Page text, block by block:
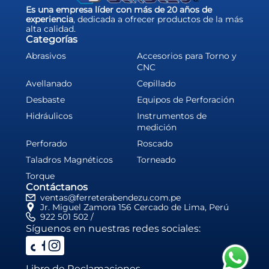
Es una empresa líder con más de 20 años de
experiencia, dedicada a ofrecer productos de la más
alta calidad.
Categorías
Abrasivos
Accesorios para Torno y
CNC
Avellanado
Cepillado
Desbaste
Equipos de Perforación
Hidráulicos
Instrumentos de
medición
Perforado
Roscado
Taladros Magnéticos
Torneado
Torque
Contáctanos
ventas@ferreterabendezu.com.pe
922 501 502 /
Jr. Miguel Zamora 156 Cercado de Lima, Perú
Síguenos en nuestras redes sociales: